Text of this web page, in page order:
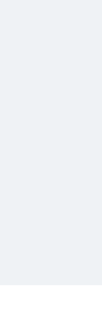
trucha
pez
caracol de
luna pez luna;